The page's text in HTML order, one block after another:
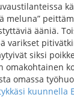
meluna”
ääniä.
varikset
siksi
omakohtainen
omassa
kuunnella